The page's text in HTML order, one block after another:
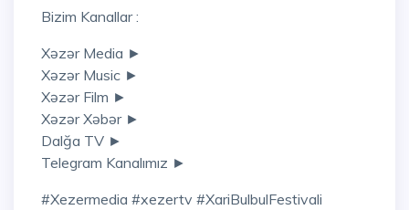
Bizim Kanallar :
Xəzər Media ►
Xəzər Music ►
Xəzər Film ►
Xəzər Xəbər ►
Dalğa TV ►
Telegram Kanalımız ►
#Xezermedia #xezertv #XariBulbulFestivali